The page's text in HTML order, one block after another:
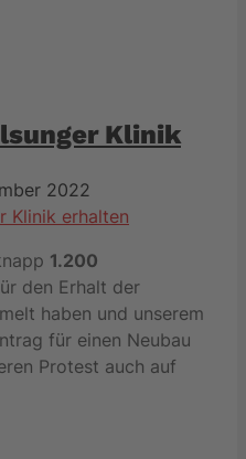
Klinik
2022
1.200
den Erhalt der
haben und unserem
für einen Neubau
Protest auch auf